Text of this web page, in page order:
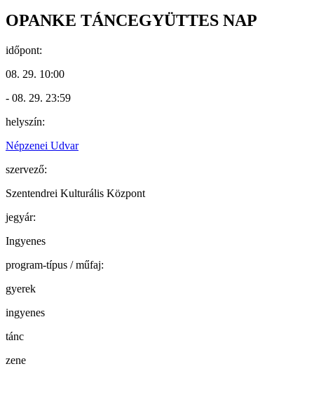
OPANKE TÁNCEGYÜTTES NAP
időpont:
08. 29. 10:00
- 08. 29. 23:59
helyszín:
Népzenei Udvar
szervező:
Szentendrei Kulturális Központ
jegyár:
Ingyenes
program-típus / műfaj:
gyerek
ingyenes
tánc
zene